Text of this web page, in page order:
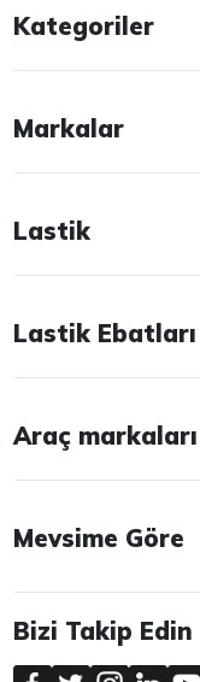
Kategoriler
Markalar
Lastik
Lastik Ebatları
Araç markaları
Mevsime Göre
Bizi Takip Edin